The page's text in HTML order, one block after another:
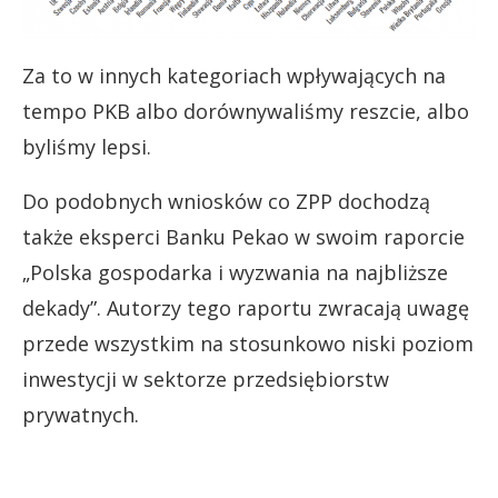
Za to w innych kategoriach wpływających na
tempo PKB albo dorównywaliśmy reszcie, albo
byliśmy lepsi.
Do podobnych wniosków co ZPP dochodzą
także eksperci Banku Pekao w swoim raporcie
„Polska gospodarka i wyzwania na najbliższe
dekady”. Autorzy tego raportu zwracają uwagę
przede wszystkim na stosunkowo niski poziom
inwestycji w sektorze przedsiębiorstw
prywatnych.